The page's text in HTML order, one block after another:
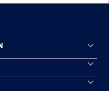
keyboard_arrow_down
keyboard_arrow_down
keyboard_arrow_down